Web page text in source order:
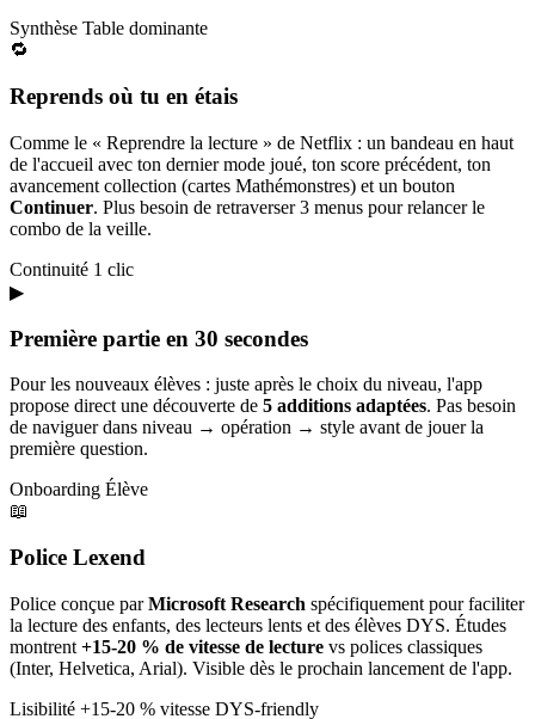
Synthèse Table dominante
🔁
Reprends où tu en étais
Comme le « Reprendre la lecture » de Netflix : un bandeau en haut
de l'accueil avec ton dernier mode joué, ton score précédent, ton
avancement collection (cartes Mathémonstres) et un bouton
Continuer. Plus besoin de retraverser 3 menus pour relancer le
combo de la veille.
Continuité 1 clic
▶
Première partie en 30 secondes
Pour les nouveaux élèves : juste après le choix du niveau, l'app
propose direct une découverte de 5 additions adaptées. Pas besoin
de naviguer dans niveau → opération → style avant de jouer la
première question.
Onboarding Élève
📖
Police Lexend
Police conçue parMicrosoft Research spécifiquement pour faciliter
la lecture des enfants, des lecteurs lents et des élèves DYS. Études
montrent +15-20 % de vitesse de lecture vs polices classiques
(Inter, Helvetica, Arial). Visible dès le prochain lancement de l'app.
Lisibilité +15-20 % vitesse DYS-friendly